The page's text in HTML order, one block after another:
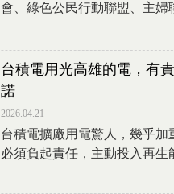
會、綠色公民行動聯盟、主婦
台積電用光高雄的電，有
諾
2026.04.21
台積電擴廠用電驚人，幾乎加
必須負起責任，主動投入再生